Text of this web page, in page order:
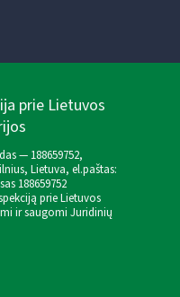
prie Lietuvos
— 188659752,
Lietuva, el.paštas:
188659752
prie Lietuvos
ir saugomi Juridinių